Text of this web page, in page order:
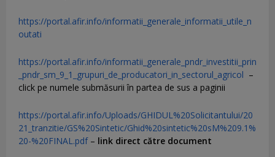
https://portal.afir.info/informatii_generale_informatii_utile_n
outati
https://portal.afir.info/informatii_generale_pndr_investitii_prin
_pndr_sm_9_1_grupuri_de_producatori_in_sectorul_agricol –
click pe numele submăsurii în partea de sus a paginii
https://portal.afir.info/Uploads/GHIDUL%20Solicitantului/20
21_tranzitie/GS%20Sintetic/Ghid%20sintetic%20sM%209.1%
20-%20FINAL.pdf– link direct către document